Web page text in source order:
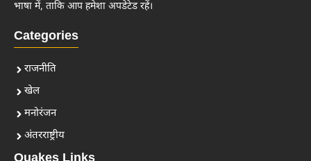
भाषा में, ताकि आप हमेशा अपडेटेड रहें।
Categories
राजनीति
खेल
मनोरंजन
अंतरराष्ट्रीय